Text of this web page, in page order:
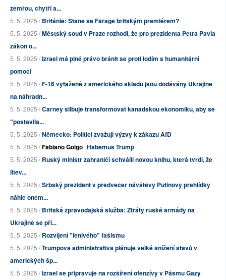
zemřou, chytří a...
5. 5. 2025 /Británie: Stane se Farage britským premiérem?
5. 5. 2025 /Městský soud v Praze rozhodl, že pro prezidenta Petra Pavla
zákon o...
5. 5. 2025 /Izrael má plné právo bránit se proti lodím s humanitární
pomocí
5. 5. 2025 /F-16 vytažené z amerického skladu jsou dodávány Ukrajině
na náhradn...
5. 5. 2025 /Carney slibuje transformovat kanadskou ekonomiku, aby se
"postavila...
5. 5. 2025 /Německo: Politici zvažují výzvy k zákazu AfD
5. 5. 2025 /Fabiano Golgo Habemus Trump
5. 5. 2025 /Ruský ministr zahraničí schválil novou knihu, která tvrdí, že
litev...
5. 5. 2025 /Srbský prezident v předvečer návštěvy Putinovy přehlídky
náhle onem...
5. 5. 2025 /Britská zpravodajská služba: Ztráty ruské armády na
Ukrajině se při...
5. 5. 2025 /Rozvíjení "lenivého" fašismu
5. 5. 2025 /Trumpova administrativa plánuje velké snížení stavů v
amerických šp...
5. 5. 2025 /Izrael se připravuje na rozšíření ofenzívy v Pásmu Gazy